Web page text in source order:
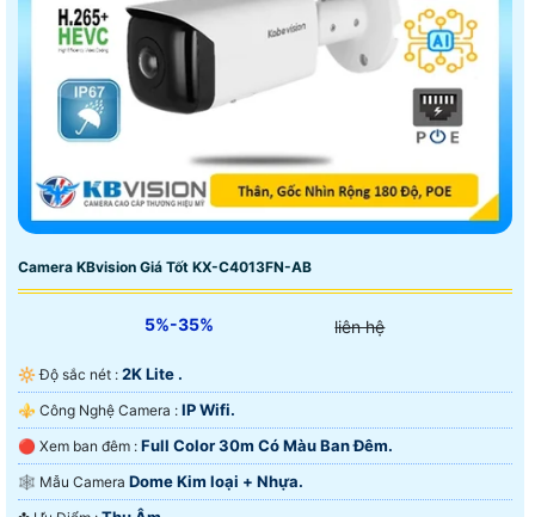
Camera KBvision Giá Tốt KX-C4013FN-AB
5%-35% liên hệ
🔆 Độ sắc nét : 2K Lite .
⚜️ Công Nghệ Camera : IP Wifi.
🔴 Xem ban đêm : Full Color 30m Có Màu Ban Ðêm.
🕸️ Mẫu Camera Dome Kim loại + Nhựa.